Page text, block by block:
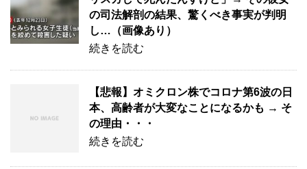
の司法解剖の結果、驚くべき事実が判明
し…（画像あり）
続きを読む
【悲報】オミクロン株でコロナ第6波の日
本、高齢者が大変なことになるかも → そ
の理由・・・
続きを読む